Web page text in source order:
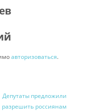
авторизоваться.
Депутаты предложили
разрешить россиянам